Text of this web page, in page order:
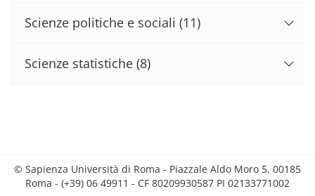
Scienze politiche e sociali (11)
Scienze statistiche (8)
© Sapienza Università di Roma - Piazzale Aldo Moro 5, 00185
Roma - (+39) 06 49911 - CF 80209930587 PI 02133771002